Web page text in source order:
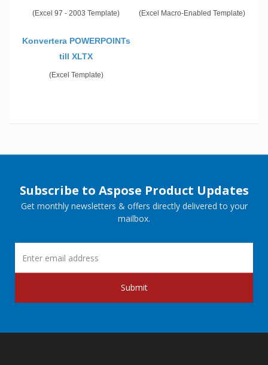
(Excel 97 - 2003 Template) (Excel Macro-Enabled Template)
Konvertera POWERPOINTs
till XLTX
(Excel Template)
Subscribe to Aspose Product Updates
Get monthly newsletters & offers directly delivered to your
mailbox.
Submit